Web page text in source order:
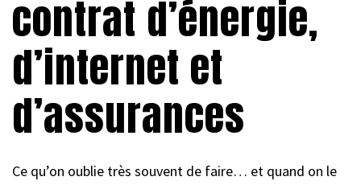
contrat d’énergie,
d’internet et
d’assurances
Ce qu’on oublie très souvent de faire… et quand on le